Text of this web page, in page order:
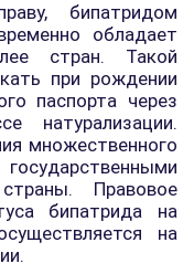
бипатридом
обладает
стран. Такой
при рождении
паспорта через
натурализации.
множественного
Правовое
бипатрида на
на